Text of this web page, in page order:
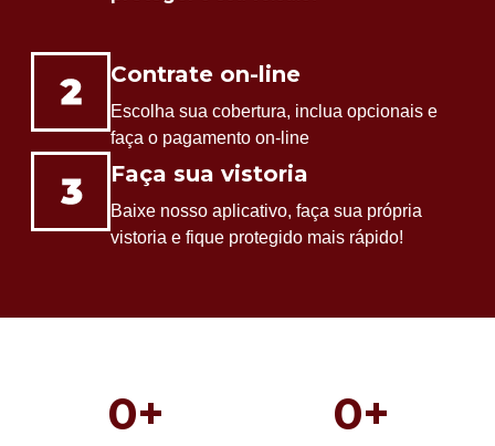
Contrate on-line
Escolha sua cobertura, inclua opcionais e
faça o pagamento on-line
Faça sua vistoria
Baixe nosso aplicativo, faça sua própria
vistoria e fique protegido mais rápido!
0+ 0+